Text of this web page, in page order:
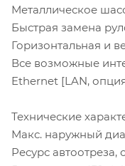
Металлическое
Быстрая замена
Горизонтальная и
Все возможные
Ethernet [LAN,
Технические
Макс. наружный
Ресурс